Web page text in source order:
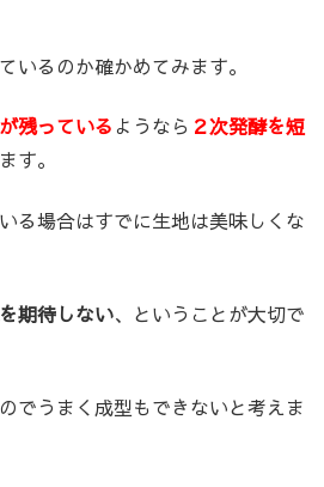
いるのか確かめてみます。
残っている ようなら ２次発酵を短
す。
る場合はすでに生地は美味しくな
期待しない、ということが大切で
でうまく成型もできないと考えま